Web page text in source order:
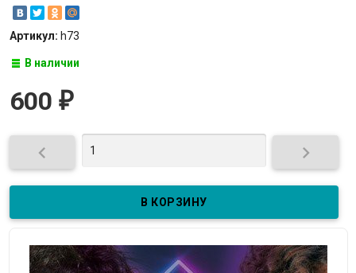
Артикул: h73
В наличии
600 ₽
 